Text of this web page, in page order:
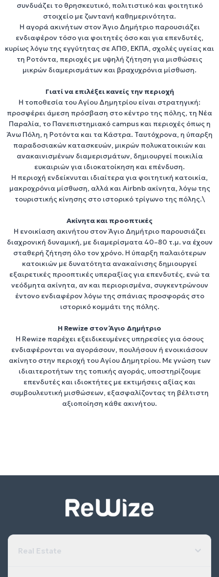
συνδυάζει το θρησκευτικό, πολιτιστικό και φοιτητικό
στοιχείο με ζωντανή καθημερινότητα.
Η αγορά ακινήτων στον Άγιο Δημήτριοπαρουσιάζει
ενδιαφέρον τόσο για φοιτητές όσο και για επενδυτές,
κυρίως λόγω της εγγύτητας σε ΑΠΘ, ΕΚΠΑ, σχολές υγείας και
τη Ροτόντα, περιοχές με υψηλή ζήτηση για μισθώσεις
μικρών διαμερισμάτων και βραχυχρόνια μίσθωση.
Γιατί να επιλέξει κανείς την περιοχή
Η τοποθεσία τουΑγίου Δημητρίου είναι στρατηγική:
προσφέρει άμεση πρόσβαση στο κέντρο της πόλης, τη Νέα
Παραλία, το Πανεπιστημιακό campusκαι περιοχές όπως η
Άνω Πόλη, η Ροτόντακαι τα Κάστρα. Ταυτόχρονα, η ύπαρξη
παραδοσιακών κατασκευών, μικρών πολυκατοικιών και
ανακαινισμένων διαμερισμάτων, δημιουργεί ποικιλία
ευκαιριών για ιδιοκατοίκηση και επένδυση.
Η περιοχή ενδείκνυται ιδιαίτερα για φοιτητική κατοικία,
μακροχρόνια μίσθωση, αλλά καιAirbnb ακίνητα, λόγω της
τουριστικής κίνησης στο ιστορικό τρίγωνο της πόλης.\
Ακίνητα και προοπτικές
Η ενοικίαση ακινήτου στον Άγιο Δημήτριοπαρουσιάζει
διαχρονική δυναμική, με διαμερίσματα 40–80 τ.μ. να έχουν
σταθερή ζήτηση όλο τον χρόνο. Η ύπαρξη παλαιότερων
κατοικιών με δυνατότητα ανακαίνισης δημιουργεί
εξαιρετικές προοπτικές υπεραξίας για επενδυτές, ενώ τα
νεόδμητα ακίνητα, αν και περιορισμένα, συγκεντρώνουν
έντονο ενδιαφέρον λόγω της σπάνιας προσφοράς στο
ιστορικό κομμάτι της πόλης.
Η Rewize στον Άγιο Δημήτριο
Η Rewize παρέχει εξειδικευμένες υπηρεσίες για όσους
ενδιαφέρονται να αγοράσουν, πουλήσουν ή ενοικιάσουν
ακίνητο στην περιοχή του Αγίου Δημητρίου. Με γνώση των
ιδιαιτεροτήτων της τοπικής αγοράς, υποστηρίζουμε
επενδυτές και ιδιοκτήτες με εκτιμήσεις αξίας και
συμβουλευτική μισθώσεων, εξασφαλίζοντας τη βέλτιστη
αξιοποίηση κάθε ακινήτου.
Real Estate